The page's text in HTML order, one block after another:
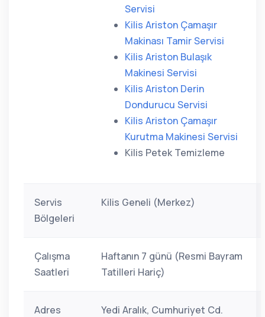
Servisi
Kilis Ariston Çamaşır
Makinası Tamir Servisi
Kilis Ariston Bulaşık
Makinesi Servisi
Kilis Ariston Derin
Dondurucu Servisi
Kilis Ariston Çamaşır
Kurutma Makinesi Servisi
Kilis Petek Temizleme
Servis
Bölgeleri
Kilis Geneli (Merkez)
Çalışma
Saatleri
Haftanın 7 günü (Resmi Bayram
Tatilleri Hariç)
Adres
Yedi Aralık, Cumhuriyet Cd.